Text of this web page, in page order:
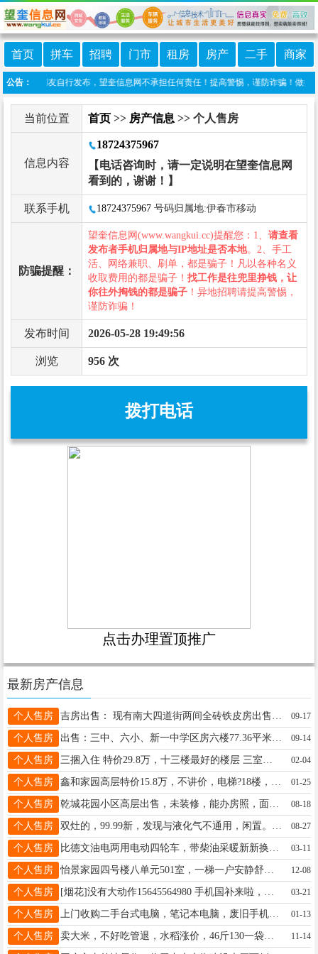
首页 拼车 招聘 门市 租房 房产 二手 商家
公告：
息由网友自行发布，望奎信息网不承担任何责任！提高警惕，谨防诈骗！做推广
当前位置 首页 >> 房产信息 >> 个人售房
信息内容
18724375967
【电话咨询时，请一定说明在望奎信息网
看到的，谢谢！】
联系手机 18724375967 号码归属地:伊春市移动
防骗提醒：
望奎信息网(www.wangkui.cc)提醒您：1、 请查看
发布者手机归属地与IP地址是否本地。2、手工
活、网络兼职、刷单，都是骗子！凡以各种名义
收取费用的都是骗子！ 找工作是往兜里挣钱，让
你往外掏钱的都是骗子 ！异地招聘请提高警惕，
谨防诈骗！
发布时间 2026-05-28 19:49:56
浏览 956 次
拨打电话
点击办理置顶推广
最新房产信息
个人售房 09-17
个人售房 出售：三中、六小、新一中学区房六楼77.36平米，两室一厅，不山不顶，去年新装修未入住，房本过五年，特价7.5万。 ☎️18504557014 09-14
个人售房 02-04
个人售房 01-25
个人售房 08-18
个人售房 08-27
个人售房 03-11
个人售房 怡景家园四号楼八单元501室，一梯一户安静舒适，南北通透，面积65平.16万便宜出售。看房电话/微信：13384556754 12-08
个人售房 03-21
个人售房 上门收购二手台式电脑，笔记本电脑，废旧手机，各种电子产品，另出售二手台式电脑，电话微信：15765275687 01-13
个人售房 卖大米，不好吃管退，水稻涨价，46斤130一袋，自家种的富饶河水，还有陈年纯粮白酒，15046581259 11-14